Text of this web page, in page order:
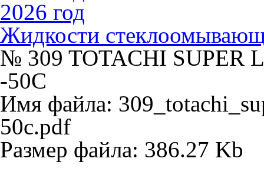
2026 год
Жидкости
№ 309 TOTACHI SUPER
-50C
Имя файла:
50c.pdf
Размер файла: 386.27 Kb